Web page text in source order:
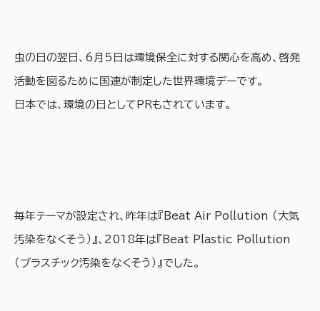
虫の日の翌日、6月5日は環境保全に対する関心を高め、啓発
活動を図るために国連が制定した世界環境デーです。
日本では、環境の日としてPRもされています。
毎年テーマが設定され、昨年は『Beat Air Pollution （大気
汚染をなくそう）』、2018年は『Beat Plastic Pollution
（プラスチック汚染をなくそう）』でした。